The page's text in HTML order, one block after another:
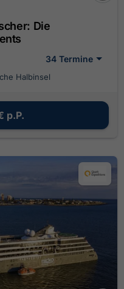
Die
34 Termine
Halbinsel
p.P.